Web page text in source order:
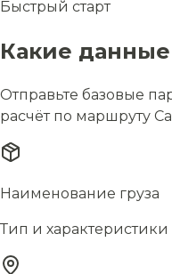
Быстрый старт
Какие
Отправьте базовые
расчёт по маршруту
Наименование груза
Тип и характеристики